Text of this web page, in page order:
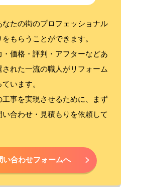
たの街のプロフェッショナル
もらうことができます。
価格・評判・アフターなどあ
された一流の職人がリフォーム
います。
工事を実現させるために、まず
い合わせ・見積もりを依頼して
い合わせフォームへ